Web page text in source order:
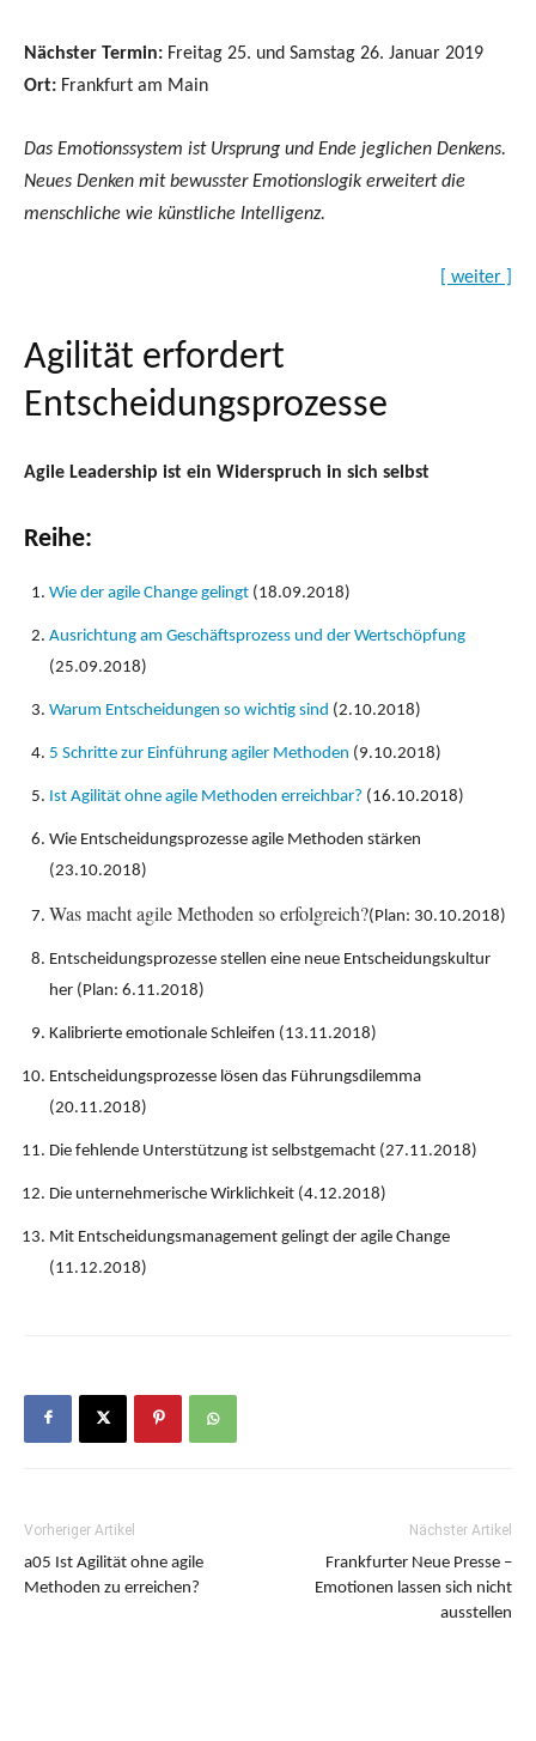
Nächster Termin: Freitag 25. und Samstag 26. Januar 2019
Ort: Frankfurt am Main
Das Emotionssystem ist Ursprung und Ende jeglichen Denkens.
Neues Denken mit bewusster Emotionslogik erweitert die
menschliche wie künstliche Intelligenz.
[ weiter ]
Agilität erfordert
Entscheidungsprozesse
Agile Leadership ist ein Widerspruch in sich selbst
Reihe:
Wie der agile Change gelingt (18.09.2018)
Ausrichtung am Geschäftsprozess und der Wertschöpfung
(25.09.2018)
Warum Entscheidungen so wichtig sind (2.10.2018)
5 Schritte zur Einführung agiler Methoden (9.10.2018)
Ist Agilität ohne agile Methoden erreichbar? (16.10.2018)
Wie Entscheidungsprozesse agile Methoden stärken
(23.10.2018)
Was macht agile Methoden so erfolgreich?(Plan: 30.10.2018)
Entscheidungsprozesse stellen eine neue Entscheidungskultur
her (Plan: 6.11.2018)
Kalibrierte emotionale Schleifen (13.11.2018)
Entscheidungsprozesse lösen das Führungsdilemma
(20.11.2018)
Die fehlende Unterstützung ist selbstgemacht (27.11.2018)
Die unternehmerische Wirklichkeit (4.12.2018)
Mit Entscheidungsmanagement gelingt der agile Change
(11.12.2018)
Vorheriger Artikel
a05 Ist Agilität ohne agile
Methoden zu erreichen?
Nächster Artikel
Frankfurter Neue Presse –
Emotionen lassen sich nicht
ausstellen